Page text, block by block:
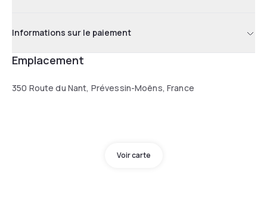
Informations sur le paiement
Emplacement
350 Route du Nant, Prévessin-Moëns, France
Voir carte